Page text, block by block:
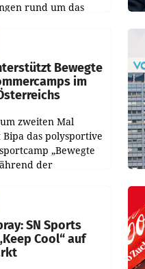
rund um das
Christian
sensible
Bewegte
im
zweiten Mal
das polysportive
„Bewegte
der
versorgt das
Kinder sowie
SN Sports
Cool“ auf